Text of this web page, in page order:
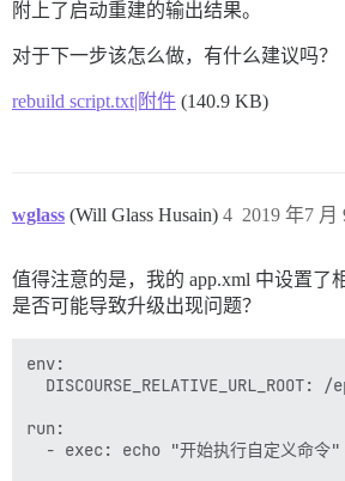
附上了启动重建的输出结果。
对于下一步该怎么做，有什么建议吗？
rebuild script.txt|附件 (140.9 KB)
wglass (Will Glass Husain) 2019 年7 月
4
值得注意的是，我的 app.xml 中设置了
是否可能导致升级出现问题？
env:
DISCOURSE_RELATIVE_URL_ROOT: /
run:
  - exec: echo "开始执行自定义命令"